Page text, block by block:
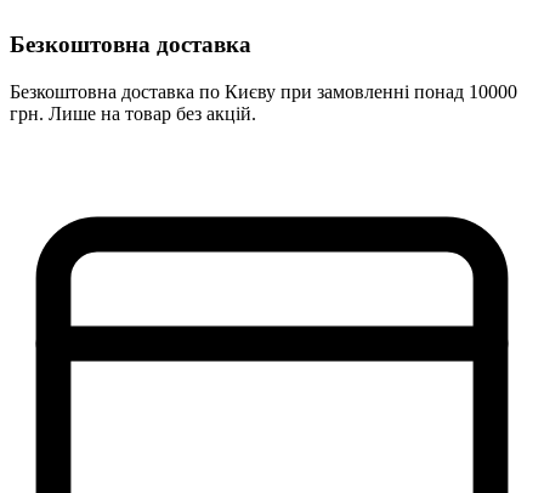
Безкоштовна доставка
Безкоштовна доставка по Києву при замовленні понад 10000
грн. Лише на товар без акцій.